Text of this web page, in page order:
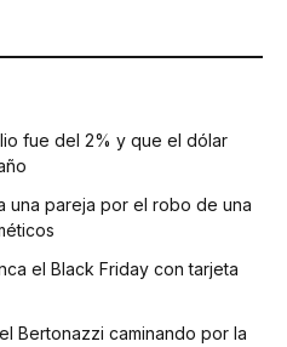
fue del 2% y que el dólar
una pareja por el robo de una
el Black Friday con tarjeta
Bertonazzi caminando por la